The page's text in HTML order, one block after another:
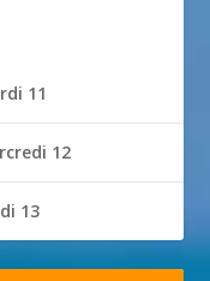
11
12
13